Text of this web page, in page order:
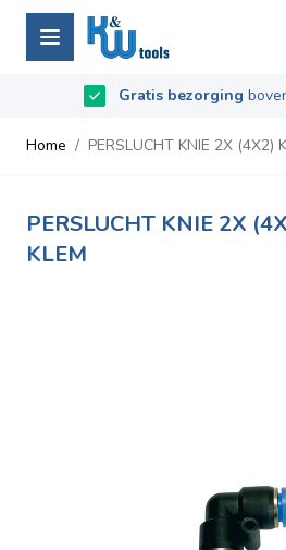
Ga naar de inhoud
Gratis bezorging
Beoordeeld met9.5/10-
Home / PERSLUCHT KNIE 2X (4X2)
PERSLUCHT KNIE 2X
KLEM